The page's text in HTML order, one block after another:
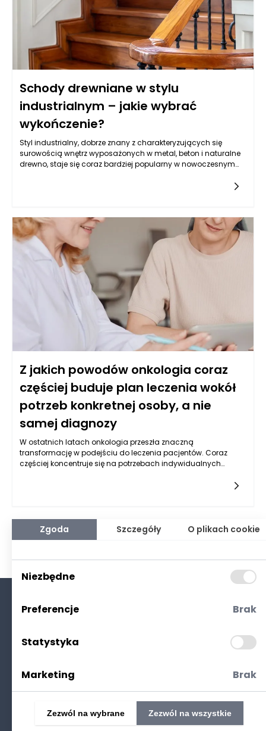
obciążające dla pacjentów. Rozwój wiedzy oraz innowacyjne
podejścia są kluczowe w walce z nowotworami, co pomaga
osiągać lepsze wyniki terapeutyczne przy mniejszych
skutkach ubocznych.
Schody drewniane w stylu
industrialnym – jakie wybrać
wykończenie?
Styl industrialny, dobrze znany z charakteryzujących się
surowością wnętrz wyposażonych w metal, beton i naturalne
drewno, staje się coraz bardziej popularny w nowoczesnym
kluczowym elementem tych przestrzeni, nadając im ciepło i
drewnianych w stylu industrialnym ma ogromne znaczenie,
gdyż nie tylko podkreśla ich unikalny charakter, ale także
wpływa na ich trwałość i funkcjonalność.
Z jakich powodów onkologia coraz
częściej buduje plan leczenia wokół
potrzeb konkretnej osoby, a nie
samej diagnozy
W ostatnich latach onkologia przeszła znaczną
transformację w podejściu do leczenia pacjentów. Coraz
częściej koncentruje się na potrzebach indywidualnych
rozwoju medycyny spersonalizowanej, która zakłada, że każdy
historii medycznej oraz preferencji. Współczesna onkologia
dostrzega, że skuteczność terapii może być znacznie wyższa,
gdy uwzględnia się całościowy kontekst życia pacjenta.
Polityka prywatności
Zgoda Szczegóły O plikach cookie
Niezbędne
Preferencje Brak
Statystyka
Marketing Brak
Zezwól na wybrane Zezwól na wszystkie